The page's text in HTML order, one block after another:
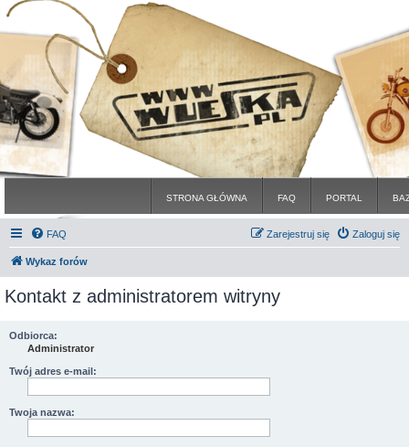
STRONA GŁÓWNA FAQ PORTAL
FAQ Zaloguj się
Zarejestruj się
Wykaz forów
Kontakt z administratorem witryny
Odbiorca:
Administrator
Twój adres e-mail:
Twoja nazwa: